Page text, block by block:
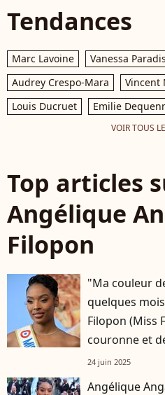
Tendances
Marc Lavoine Vanessa Paradis
Audrey Crespo-Mara
Vincent
Louis Ducruet
Emilie
VOIR TOUS
Top articles
Angélique
Filopon
"Ma couleur
quelques
Filopon (Miss
couronne et
resteront
24 juin 2025
Angélique